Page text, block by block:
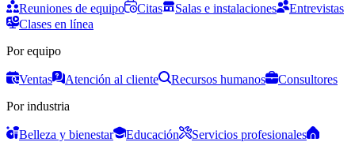
Reuniones de equipo Citas Salas e instalaciones
Entrevistas
Clases en línea
Por equipo
Ventas Atención al cliente Recursos humanos
Consultores
Por industria
Belleza y bienestar Educación
Servicios profesionales